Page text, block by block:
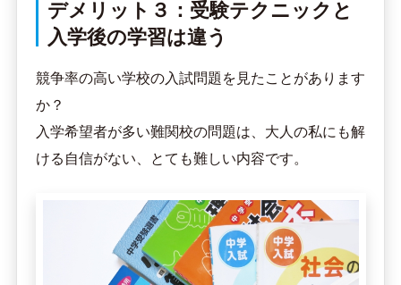
デメリット３：受験テクニックと
入学後の学習は違う
競争率の高い学校の入試問題を見たことがあります
か？
入学希望者が多い難関校の問題は、大人の私にも解
ける自信がない、とても難しい内容です。